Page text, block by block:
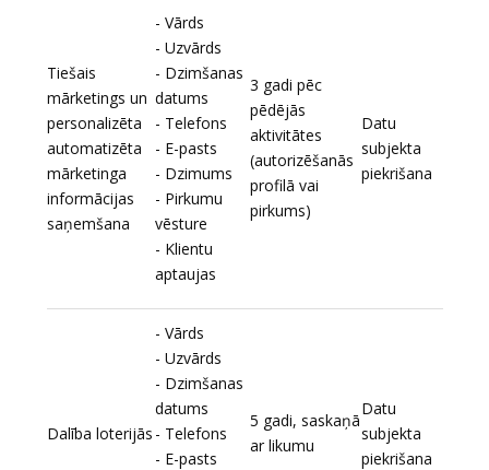
Tiešais
mārketings un
personalizēta
automatizēta
mārketinga
informācijas
saņemšana
- Vārds
- Uzvārds
- Dzimšanas
datums
- Telefons
- E-pasts
- Dzimums
- Pirkumu
vēsture
- Klientu
aptaujas
3 gadi pēc
pēdējās
aktivitātes
(autorizēšanās
profilā vai
pirkums)
Datu
subjekta
piekrišana
Dalība loterijās
- Vārds
- Uzvārds
- Dzimšanas
datums
- Telefons
- E-pasts
5 gadi, saskaņā
ar likumu
Datu
subjekta
piekrišana